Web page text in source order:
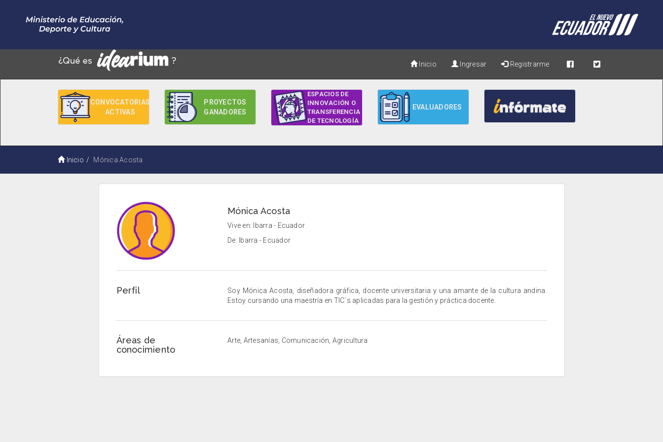
Inicio Ingresar Registrarme
CONVOCATORIAS
ACTIVAS
PROYECTOS
GANADORES
ESPACIOS DE
INNOVACIÓN O
TRANSFERENCIA
DE TECNOLOGÍA
EVALUADORES
Inicio Mónica Acosta
Mónica Acosta
Vive en: Ibarra - Ecuador
De: Ibarra - Ecuador
Perfil
Soy Mónica Acosta, diseñadora gráfica, docente universitaria y una amante de la cultura andina.
Estoy cursando una maestría en TIC´s aplicadas para la gestión y práctica docente.
Áreas de
conocimiento
Arte, Artesanías, Comunicación, Agricultura